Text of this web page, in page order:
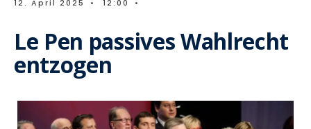
12. April 2025 • 12:00 •
Le Pen passives Wahlrecht
entzogen